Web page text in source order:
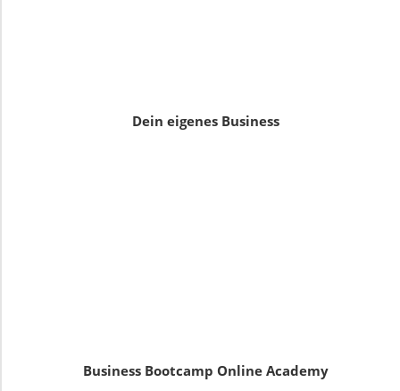
Dein eigenes Business
Business Bootcamp Online Academy